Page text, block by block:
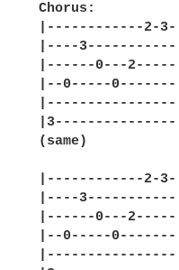
Chorus:
|------------2-
|----
|------0---
|--0-----
(same)
|------------2-
|----
|------0---
|--0-----